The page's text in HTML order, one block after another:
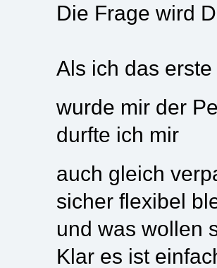
Die Frage wird
Als ich das
wurde mir der
durfte ich mir
auch gleich
sicher flexibel
und was wollen
Klar es ist